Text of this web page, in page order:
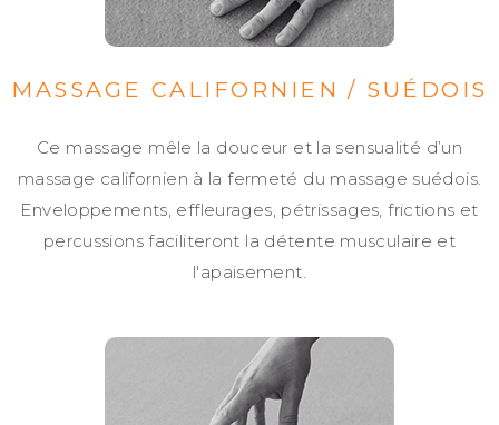
MASSAGE CALIFORNIEN / SUÉDOIS
Ce massage mêle la douceur et la sensualité d’un
massage californien à la fermeté du massage suédois.
Enveloppements, effleurages, pétrissages, frictions et
percussions faciliteront la détente musculaire et
l'apaisement.